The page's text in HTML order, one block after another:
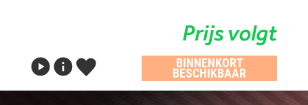
Prijs volgt
BINNENKORT
BESCHIKBAAR